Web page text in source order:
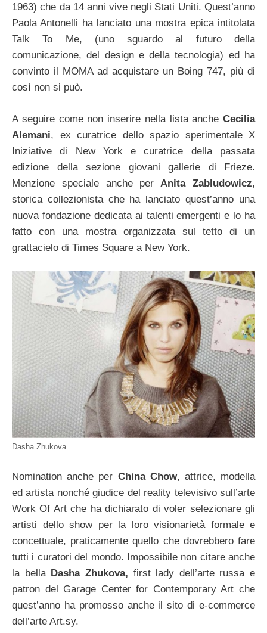
1963) che da 14 anni vive negli Stati Uniti. Quest’anno
Paola Antonelli ha lanciato una mostra epica intitolata
Talk To Me, (uno sguardo al futuro della
comunicazione, del design e della tecnologia) ed ha
convinto il MOMA ad acquistare un Boing 747, più di
così non si può.
A seguire come non inserire nella lista anche Cecilia
Alemani, ex curatrice dello spazio sperimentale X
Iniziative di New York e curatrice della passata
edizione della sezione giovani gallerie di Frieze.
Menzione speciale anche per Anita Zabludowicz,
storica collezionista che ha lanciato quest’anno una
nuova fondazione dedicata ai talenti emergenti e lo ha
fatto con una mostra organizzata sul tetto di un
grattacielo di Times Square a New York.
Dasha Zhukova
Nomination anche per China Chow, attrice, modella
ed artista nonché giudice del reality televisivo sull’arte
Work Of Art che ha dichiarato di voler selezionare gli
artisti dello show per la loro visionarietà formale e
concettuale, praticamente quello che dovrebbero fare
tutti i curatori del mondo. Impossibile non citare anche
la bellaDasha Zhukova, first lady dell’arte russa e
patron del Garage Center for Contemporary Art che
quest’anno ha promosso anche il sito di e-commerce
dell’arte Art.sy.